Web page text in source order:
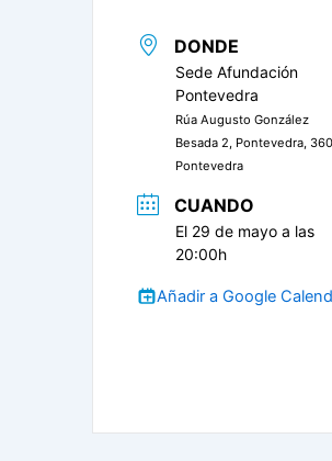
DONDE
Sede Afundación
Pontevedra
Rúa Augusto González
Besada 2, Pontevedra,
Pontevedra
CUANDO
El 29 de mayo a las
20:00h
Añadir a Google